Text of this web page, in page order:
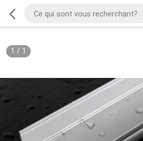
1 / 1